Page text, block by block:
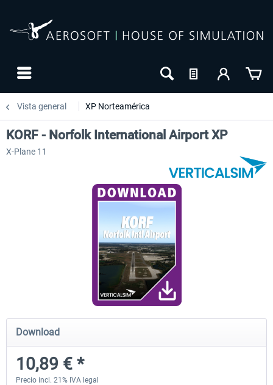
Vista general XP Norteamérica
FunnerFlight - KSAN, KNZY & Naval
Base San...
20,29 € *
Saint Croix XP
KORF - Norfolk International Airport XP
X-Plane 11
Download
10,89 € *
Precio incl. 21% IVA legal